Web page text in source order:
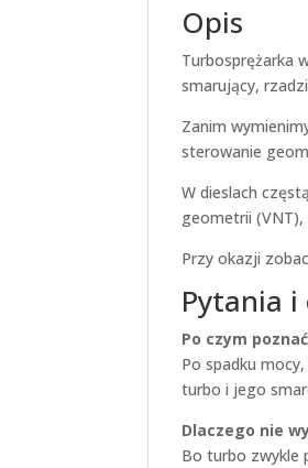
Opis
Turbosprężarka
smarujący,
Zanim
sterowanie
W dieslach
geometrii
Przy okazji
Pytania
Po czym
Po spadku
turbo i jego
Dlaczego nie
Bo turbo zwykle